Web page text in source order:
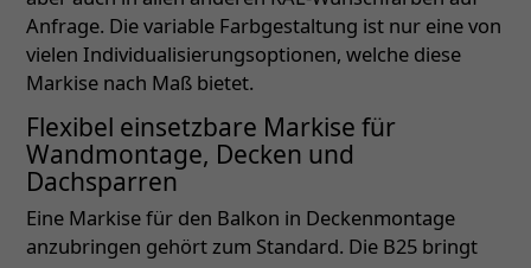
Anfrage. Die variable Farbgestaltung ist nur eine von
vielen Individualisierungsoptionen, welche diese
Markise nach Maß bietet.
Flexibel einsetzbare Markise für
Wandmontage, Decken und
Dachsparren
Eine Markise für den Balkon in Deckenmontage
anzubringen gehört zum Standard. Die B25 bringt